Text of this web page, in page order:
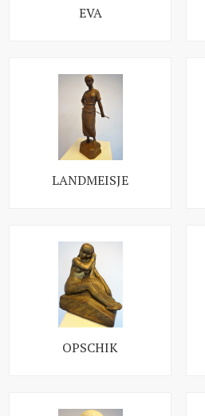
EVA
LANDMEISJE
OPSCHIK